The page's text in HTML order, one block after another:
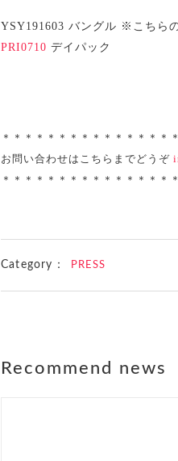
YSY191603 バングル ※こちら
PRI0710 デイパック
＊＊＊＊＊＊＊＊＊＊＊＊＊＊＊
お問い合わせはこちらまでどうぞ
＊＊＊＊＊＊＊＊＊＊＊＊＊＊＊
Category： PRESS
Recommend news